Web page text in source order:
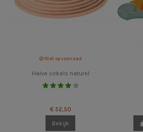
Niet op voorraad
Halve cirkels naturel
€ 52,50
Bekijk